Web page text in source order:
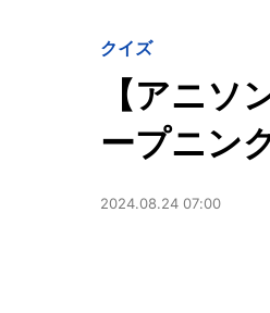
クイズ
【アニソ
ープニン
2024.08.24 07:00